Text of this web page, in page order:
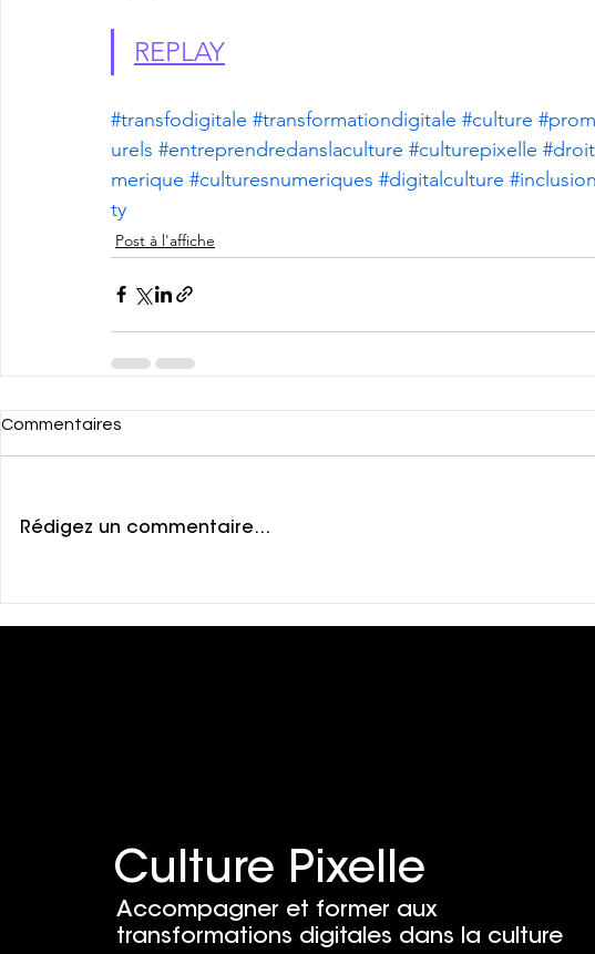
REPLAY
#transfodigitale #transformationdigitale #culture
urels #entreprendredanslaculture #culturepixelle
merique #culturesnumeriques #digitalculture
ty
Post à l'affiche
Commentaires
Rédigez un commentaire...
Culture Pixelle
Accompagner et former aux
transformations digitales dans la culture